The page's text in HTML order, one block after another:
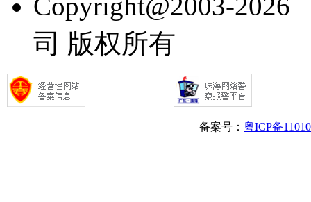
司 版权所有
备案号： 粤ICP备